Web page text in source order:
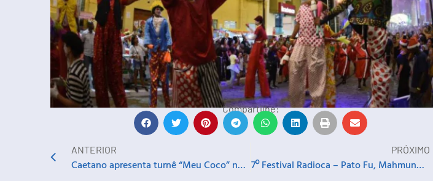
Compartilhe:
ANTERIOR
Caetano apresenta turnê “Meu Coco” na Concha Acústica
PRÓXIMO
7º Festival Radioca – Pato Fu, Mahmundi, Juliana Linhares, Dr. Drumah e Outras Vozes